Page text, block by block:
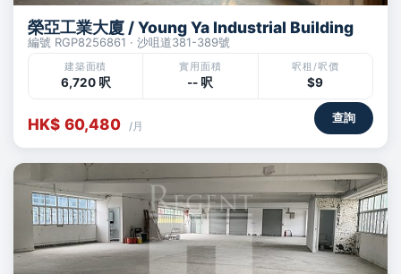
榮亞工業大廈 / Young Ya Industrial Building
編號 RGP8256861 · 沙咀道381-389號
建築面積
6,720 呎
實用面積
-- 呎
呎租/呎價
$9
HK$ 60,480 /月
查詢